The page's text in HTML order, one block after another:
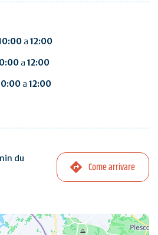
a 12:00
a 12:00
a 12:00
du
Come arrivare